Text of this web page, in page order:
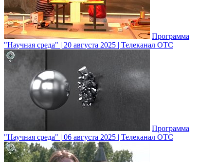
Программа
"Научная среда" | 20 августа 2025 | Телеканал ОТС
Программа
"Научная среда" | 06 августа 2025 | Телеканал ОТС